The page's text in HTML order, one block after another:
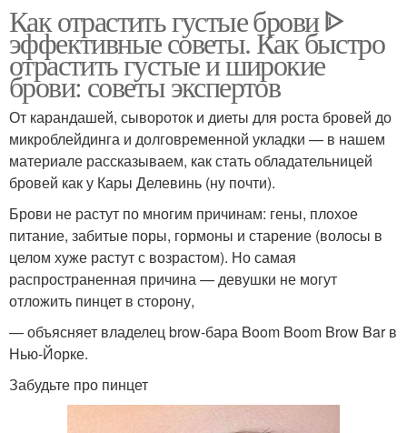
Как отрастить густые брови ᐈ
эффективные советы. Как быстро
отрастить густые и широкие
брови: советы экспертов
От карандашей, сывороток и диеты для роста бровей до
микроблейдинга и долговременной укладки — в нашем
материале рассказываем, как стать обладательницей
бровей как у Кары Делевинь (ну почти).
Брови не растут по многим причинам: гены, плохое
питание, забитые поры, гормоны и старение (волосы в
целом хуже растут с возрастом). Но самая
распространенная причина — девушки не могут
отложить пинцет в сторону,
— объясняет владелец brow-бара Boom Boom Brow Bar в
Нью-Йорке.
Забудьте про пинцет